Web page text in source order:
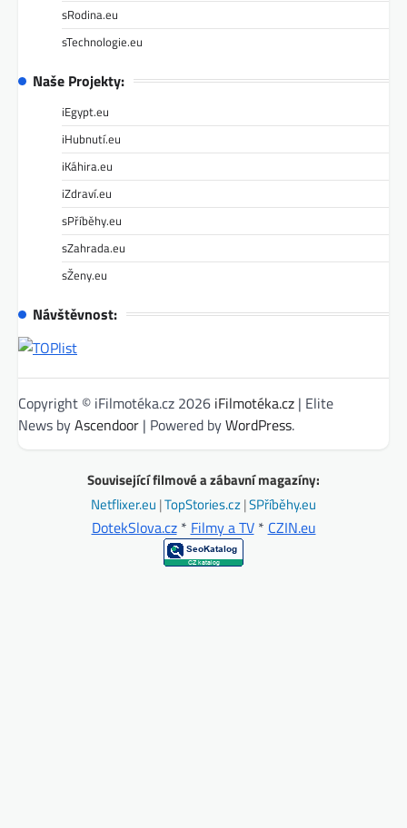
sRodina.eu
sTechnologie.eu
Naše Projekty:
iEgypt.eu
iHubnutí.eu
iKáhira.eu
iZdraví.eu
sPříběhy.eu
sZahrada.eu
sŽeny.eu
Návštěvnost:
Copyright © iFilmotéka.cz 2026 iFilmotéka.cz | Elite
News byAscendoor | Powered byWordPress.
Související filmové a zábavní magazíny:
Netflixer.eu |TopStories.cz|SPříběhy.eu
DotekSlova.cz* Filmy a TV* CZIN.eu